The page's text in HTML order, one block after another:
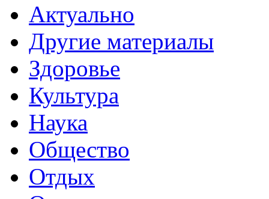
Актуально
Другие материалы
Здоровье
Культура
Наука
Общество
Отдых